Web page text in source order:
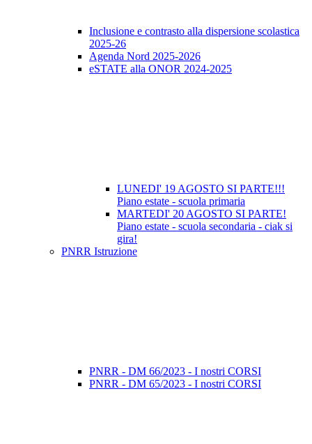
Inclusione e contrasto alla dispersione scolastica
2025-26
Agenda Nord 2025-2026
eSTATE alla ONOR 2024-2025
LUNEDI' 19 AGOSTO SI PARTE!!!
Piano estate - scuola primaria
MARTEDI' 20 AGOSTO SI PARTE!
Piano estate - scuola secondaria - ciak si
gira!
PNRR Istruzione
PNRR - DM 66/2023 - I nostri CORSI
PNRR - DM 65/2023 - I nostri CORSI